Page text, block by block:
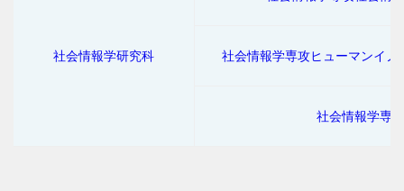
社会情報学研究科 社会情報学専攻ヒューマンイノ
社会情報学専攻